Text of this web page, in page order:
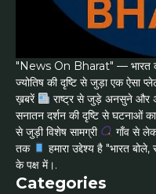
"News On Bharat" — भारत
ज्योतिष की दृष्टि से जुड़ा एक ऐसा
ख़बरें
राष्ट्र से जुड़े अनसुने और
सनातन दर्शन की दृष्टि से घटनाओं
से जुड़ी विशेष सामग्री
गाँव से
तक
हमारा उद्देश्य है "भारत
के पक्ष में।.
Categories